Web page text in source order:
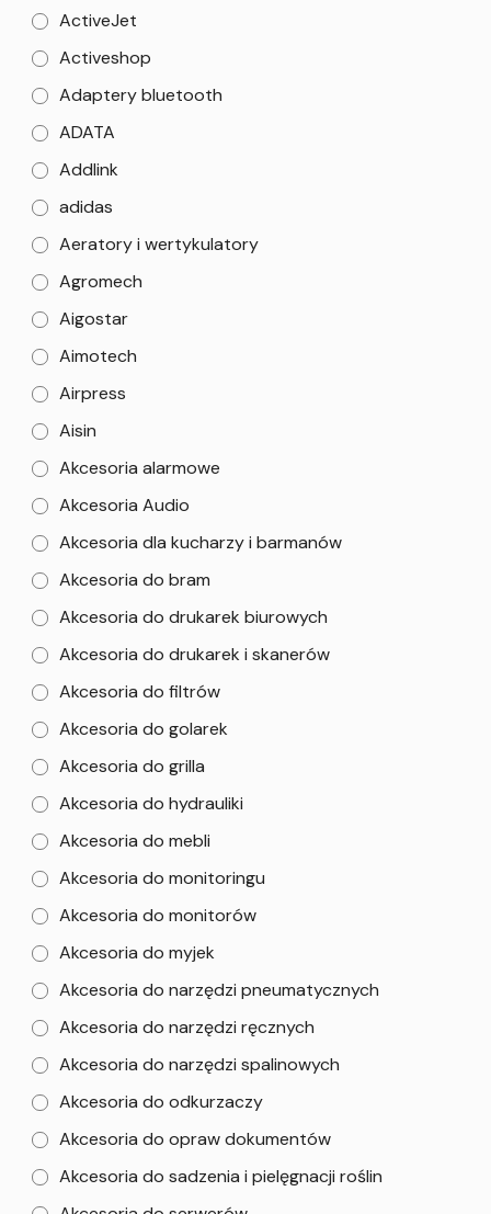
ActiveJet
Activeshop
Adaptery bluetooth
ADATA
Addlink
adidas
Aeratory i wertykulatory
Agromech
Aigostar
Aimotech
Airpress
Aisin
Akcesoria alarmowe
Akcesoria Audio
Akcesoria dla kucharzy i barmanów
Akcesoria do bram
Akcesoria do drukarek biurowych
Akcesoria do drukarek i skanerów
Akcesoria do filtrów
Akcesoria do golarek
Akcesoria do grilla
Akcesoria do hydrauliki
Akcesoria do mebli
Akcesoria do monitoringu
Akcesoria do monitorów
Akcesoria do myjek
Akcesoria do narzędzi pneumatycznych
Akcesoria do narzędzi ręcznych
Akcesoria do narzędzi spalinowych
Akcesoria do odkurzaczy
Akcesoria do opraw dokumentów
Akcesoria do sadzenia i pielęgnacji roślin